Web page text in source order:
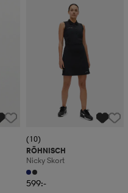
(10)
RÖHNISCH
Nicky Skort
599:-